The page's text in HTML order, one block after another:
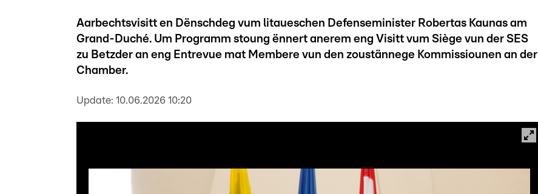
Aarbechtsvisitt en Dënschdeg vum litaueschen Defenseminister Robertas Kaunas am
Grand-Duché. Um Programm stoung ënnert anerem eng Visitt vum Siège vun der SES
zu Betzder an eng Entrevue mat Membere vun den zoustännege Kommissiounen an der
Chamber.
Update: 10.06.2026 10:20